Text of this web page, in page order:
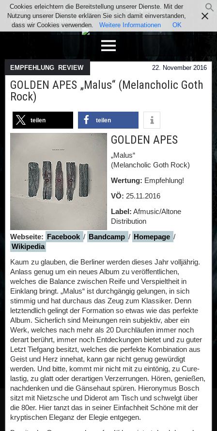
Team Kontakt Facebook
Instagram
Impressum / Datenschutz
EMPFEHLUNG REVIEW 22. November 2016
GOLDEN APES „Malus“ (Melancholic Goth
Rock)
teilen teilen
GOLDEN APES
„Malus“
(Melancholic Goth Rock)
Wertung: Empfehlung!
VÖ: 25.11.2016
Label: Afmusic/Altone
Distribution
Webseite: Facebook / Bandcamp / Homepage /
Wikipedia
Kaum zu glauben, die Berliner werden dieses Jahr volljährig.
Anlass genug um ein neues Album zu veröffentlichen,
welches die Balance zwischen Reife und Verspieltheit in
Einklang bringt. „Malus“ ist durchgängig gelungen, in sich
stimmig und hat durchaus das Zeug zum Klassiker. Denn
letztendlich gelingt der Formation so etwas wie das perfekte
Album. Sicherlich sind Meinungen rein subjektiv, aber ein
Werk, welches nach mehr als 20 Durchläufen immer noch
derart berührt, immer noch Entdeckungen bietet und zu guter
Letzt Tiefgang besitzt, welches die perfekte Kombination aus
Geist und Herz innehat, kann gar nicht genug gewürdigt
werden. Und bitte, kommt mir nicht mit zu eintönig, zu Cure-
lastig, zu glatt oder derartigen Verzerrungen. Hören, genießen,
nachdenken und die Gänsehaut spüren. Hieronymus Bosch
sitzt mit Nietzsche und Diderot am Tisch und schwelgt über
die 80er. Hier tanzt das in seiner Einfachheit Schöne mit der
kryptischen Eleganz der Elegie entgegen.
Cookies erleichtern die Bereitstellung unserer Dienste. Mit der
Nutzung unserer Dienste erklären Sie sich damit einverstanden,
dass wir Cookies verwenden.
Weitere Informationen OK